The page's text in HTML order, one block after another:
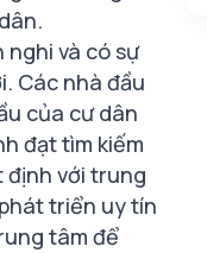
và có sự
Các nhà đầu
của cư dân
đạt tìm kiếm
định với trung
triển uy tín
tâm để